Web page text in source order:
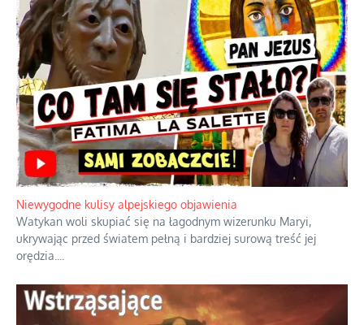
Niewygodne kulisy alpejskiego objawienia
Watykan woli skupiać się na łagodnym wizerunku Maryi,
ukrywając przed światem pełną i bardziej surową treść jej
orędzia.